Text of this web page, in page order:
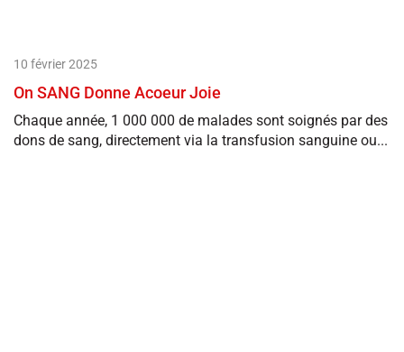
10 février 2025
On SANG Donne Acoeur Joie
Chaque année, 1 000 000 de malades sont soignés par des
dons de sang, directement via la transfusion sanguine ou...